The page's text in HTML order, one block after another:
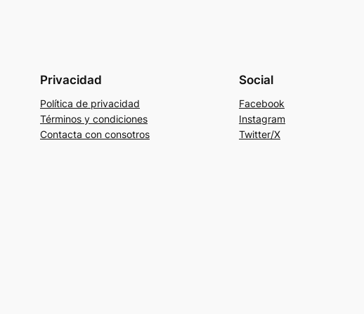
Privacidad
Política de privacidad
Términos y condiciones
Contacta con consotros
Social
Facebook
Instagram
Twitter/X